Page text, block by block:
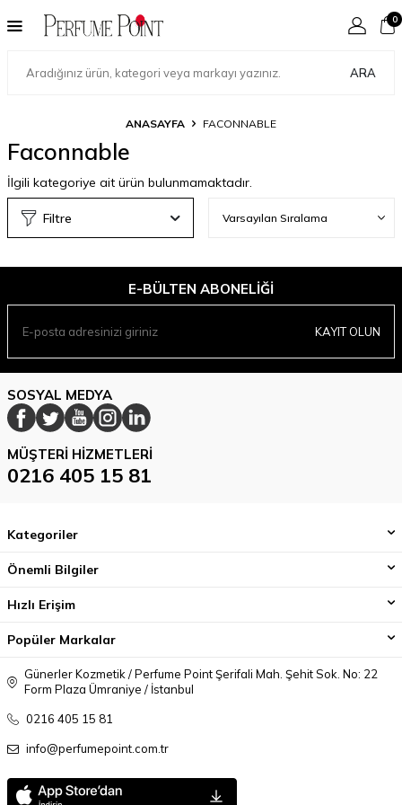
ARA
0
ANASAYFA FACONNABLE
Faconnable
İlgili kategoriye ait ürün bulunmamaktadır.
Filtre
E-BÜLTEN ABONELIĞI
KAYIT OLUN
SOSYAL MEDYA
MÜŞTERI HIZMETLERI
0216 405 15 81
Kategoriler
Önemli Bilgiler
Hızlı Erişim
Popüler Markalar
Günerler Kozmetik / Perfume Point Şerifali Mah. Şehit Sok. No: 22
Form Plaza Ümraniye / İstanbul
0216 405 15 81
info@perfumepoint.com.tr